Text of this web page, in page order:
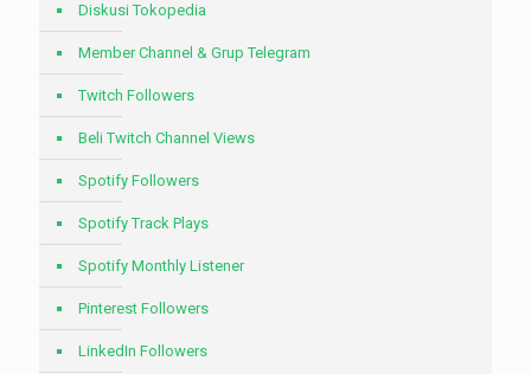
Diskusi Tokopedia
Member Channel & Grup Telegram
Twitch Followers
Beli Twitch Channel Views
Spotify Followers
Spotify Track Plays
Spotify Monthly Listener
Pinterest Followers
LinkedIn Followers